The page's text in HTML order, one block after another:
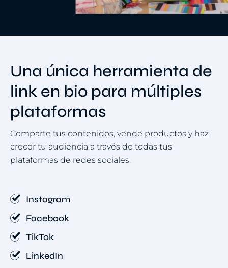
Una única herramienta de
link en bio para múltiples
plataformas
Comparte tus contenidos, vende productos y haz
crecer tu audiencia a través de todas tus
plataformas de redes sociales.
Instagram
Facebook
TikTok
LinkedIn